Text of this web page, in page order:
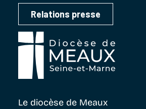
Relations presse
Le diocèse de Meaux